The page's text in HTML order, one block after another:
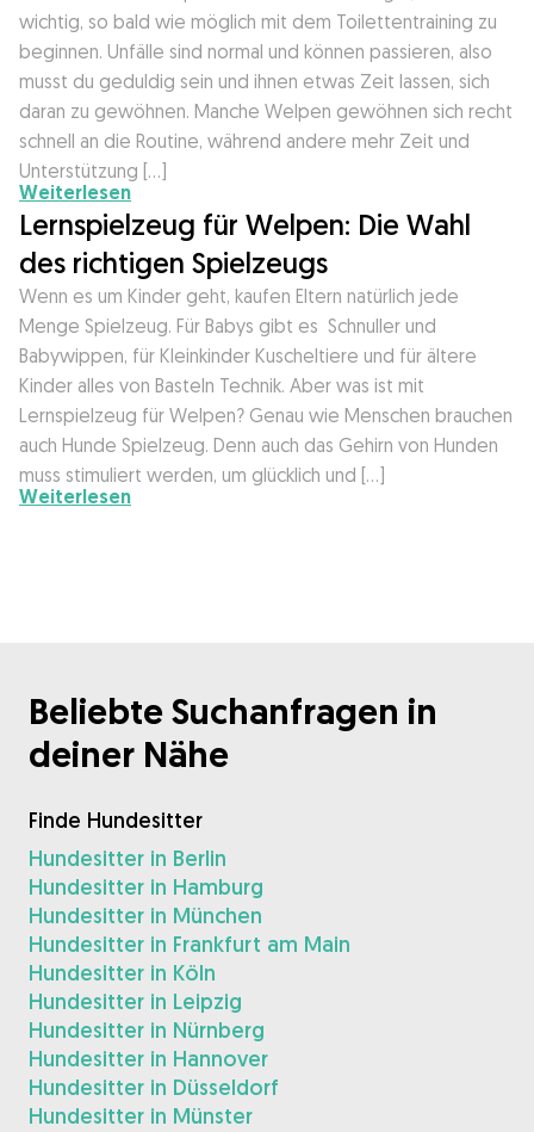
wichtig, so bald wie möglich mit dem Toilettentraining zu
beginnen. Unfälle sind normal und können passieren, also
musst du geduldig sein und ihnen etwas Zeit lassen, sich
daran zu gewöhnen. Manche Welpen gewöhnen sich recht
schnell an die Routine, während andere mehr Zeit und
Unterstützung […]
Weiterlesen
Lernspielzeug für Welpen: Die Wahl
des richtigen Spielzeugs
Wenn es um Kinder geht, kaufen Eltern natürlich jede
Menge Spielzeug. Für Babys gibt es Schnuller und
Babywippen, für Kleinkinder Kuscheltiere und für ältere
Kinder alles von Basteln Technik. Aber was ist mit
Lernspielzeug für Welpen? Genau wie Menschen brauchen
auch Hunde Spielzeug. Denn auch das Gehirn von Hunden
muss stimuliert werden, um glücklich und […]
Weiterlesen
Beliebte Suchanfragen in
deiner Nähe
Finde Hundesitter
Hundesitter in Berlin
Hundesitter in Hamburg
Hundesitter in München
Hundesitter in Frankfurt am Main
Hundesitter in Köln
Hundesitter in Leipzig
Hundesitter in Nürnberg
Hundesitter in Hannover
Hundesitter in Düsseldorf
Hundesitter in Münster